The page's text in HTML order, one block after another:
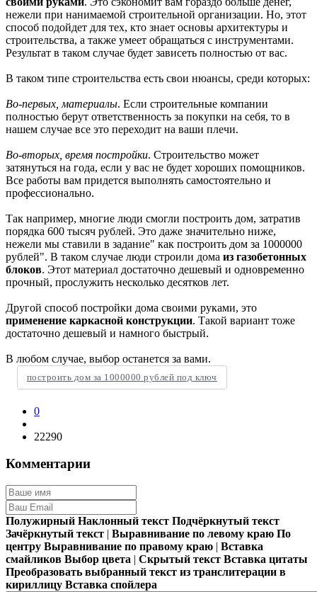
нежели при нанимаемой строительной организации. Но, этот
способ подойдет для тех, кто знает основы архитектуры и
строительства, а также умеет обращаться с инструментами.
Результат в таком случае будет зависеть полностью от вас.
В таком типе строительства есть свои нюансы, среди которых:
Во-первых, материалы. Если строительные компании
полностью берут ответственность за покупки на себя, то в
нашем случае все это переходит на ваши плечи.
Во-вторых, время постройки. Строительство может
затянуться на года, если у вас не будет хороших помощников.
Все работы вам придется выполнять самостоятельно и
профессионально.
Так например, многие люди смогли построить дом, затратив
порядка 600 тысяч рублей. Это даже значительно ниже,
нежели мы ставили в задание" как построить дом за 1000000
рублей". В таком случае люди строили дома из газобетонных
блоков. Этот материал достаточно дешевый и одновременно
прочный, прослужить несколько десятков лет.
Другой способ постройки дома своими руками, это
применение каркасной конструкции. Такой вариант тоже
достаточно дешевый и намного быстрый.
В любом случае, выбор останется за вами.
построить дом за 1000000 рублей под ключ
0
22290
Комментарии
Полужирный Наклонный текст Подчёркнутый текст
Зачёркнутый текст | Выравнивание по левому краю По
центру Выравнивание по правому краю | Вставка
смайликов Выбор цвета | Скрытый текст Вставка цитаты
Преобразовать выбранный текст из транслитерации в
кириллицу Вставка спойлера